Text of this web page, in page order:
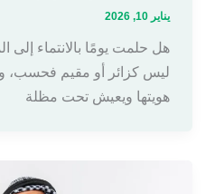
يناير 10, 2026
هل حلمت يومًا بالانتماء إلى
ليس كزائر أو مقيم فحسب،
هويتها ويعيش تحت مظلة